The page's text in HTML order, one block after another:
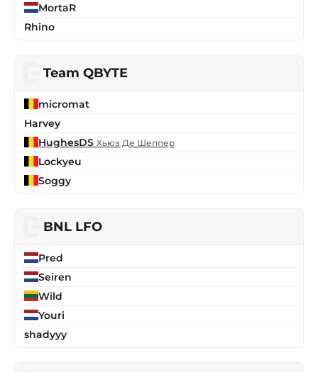
MortaR
Rhino
Team QBYTE
micromat
Harvey
HughesDS Хьюз Де Шеппер
Lockyeu
Soggy
BNL LFO
Pred
Seiren
Wild
Youri
shadyyy